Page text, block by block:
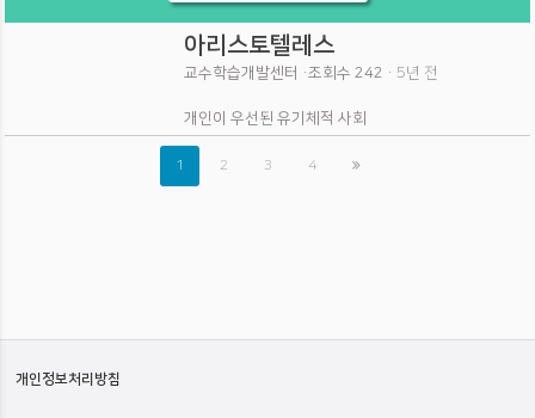
아리스토텔레스
교수학습개발센터 ·조회수 242 · 5년 전
개인이 우선된 유기체적 사회
1 2 3 4
개인정보처리방침